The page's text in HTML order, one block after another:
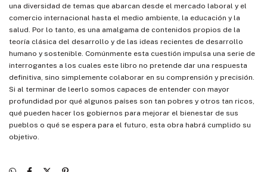
una diversidad de temas que abarcan desde el mercado laboral y el
comercio internacional hasta el medio ambiente, la educación y la
salud. Por lo tanto, es una amalgama de contenidos propios de la
teoría clásica del desarrollo y de las ideas recientes de desarrollo
humano y sostenible. Comúnmente esta cuestión impulsa una serie de
interrogantes a los cuales este libro no pretende dar una respuesta
definitiva, sino simplemente colaborar en su comprensión y precisión.
Si al terminar de leerlo somos capaces de entender con mayor
profundidad por qué algunos países son tan pobres y otros tan ricos,
qué pueden hacer los gobiernos para mejorar el bienestar de sus
pueblos o qué se espera para el futuro, esta obra habrá cumplido su
objetivo.